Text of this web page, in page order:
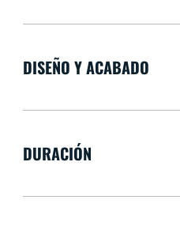
DISEÑO Y ACABADO
DURACIÓN